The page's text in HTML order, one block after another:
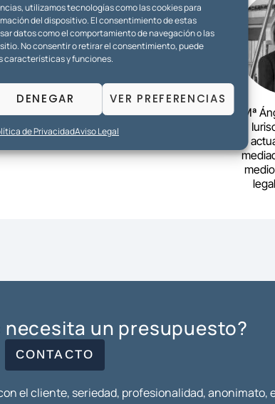
utilizamos tecnologías como las cookies para
del dispositivo. El consentimiento de estas
datos como el comportamiento de navegación o las
No consentir o retirar el consentimiento, puede
y funciones.
DENEGAR VER PREFERENCIAS
de PrivacidadAviso Legal
Mª
necesita un presupuesto?
CONTACTO
el cliente, seriedad, profesionalidad, anonimato,